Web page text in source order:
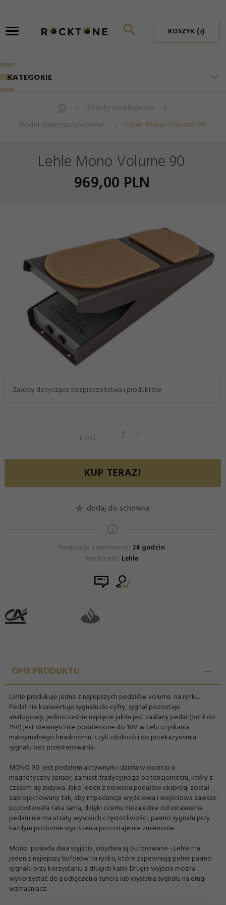
KOSZYK (0)
KATEGORIE
Efekty podłogowe
Pedał expresion/volume
Lehle Mono Volume 90
Lehle Mono Volume 90
969,00 PLN
Zasoby dotyczące bezpieczeństwa i produktów
ILOŚĆ:
KUP TERAZ!
dodaj do schowka
Realizacja zamówienia: 24 godzin
Producent: Lehle
OPIS PRODUKTU
Lehle produkuje jedne z najlepszych pedałów volume na rynku.
Pedał nie konwertuje sygnału do cyfry, sygnał pozostaje
analogowy, jednocześnie napięcie jakim jest zasilany pedał (od 9 do
15V) jest wewnętrznie podniesione do 18V w celu uzyskania
maksymalnego headroomu, czyli zdolności do przekazywania
sygnału bez przesterowania.
MONO 90 jest pedałem aktywnym i działa w oparciu o
magnetyczny sensor, zamiast tradycyjnego potencjometru, który z
czasem się zużywa. Jako jeden z niewielu pedałów ekspresji został
zaprojektowany tak, aby impedancja wyjściowa i wejściowa zawsze
pozostawała taka sama, dzięki czemu niezależnie od ustawienia
pedału nie ma utraty wysokich częstotliwości, pasmo sygnału przy
każdym poziomie wyciszenia pozostaje nie zmienione.
Mono posiada dwa wyjścia, obydwa są buforowane - Lehle ma
jeden z najlepszy buforów na rynku, które zapewniają pełne pasmo
sygnału przy korzystaniu z długich kabli. Drugie wyjście można
wykorzystać do podłączenia tunera lub wysłania sygnału na drugi
wzmacniacz.